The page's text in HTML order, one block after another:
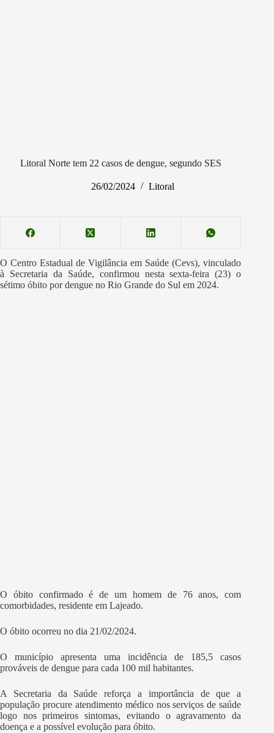
Litoral Norte tem 22 casos de dengue, segundo SES
26/02/2024 Litoral
O Centro Estadual de Vigilância em Saúde (Cevs), vinculado
à Secretaria da Saúde, confirmou nesta sexta-feira (23) o
sétimo óbito por dengue no Rio Grande do Sul em 2024.
O óbito confirmado é de um homem de 76 anos, com
comorbidades, residente em Lajeado.
O óbito ocorreu no dia 21/02/2024.
O município apresenta uma incidência de 185,5 casos
prováveis de dengue para cada 100 mil habitantes.
A Secretaria da Saúde reforça a importância de que a
população procure atendimento médico nos serviços de saúde
logo nos primeiros sintomas, evitando o agravamento da
doença e a possível evolução para óbito.